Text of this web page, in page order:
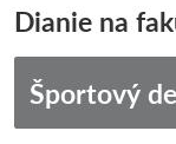
Dianie na
Športový